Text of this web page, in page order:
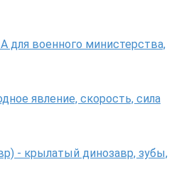
для военного министерства,
явление, скорость, сила
- крылатый динозавр, зубы,